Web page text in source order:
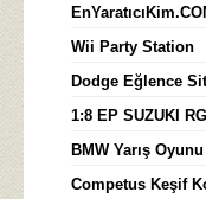
Wii Party Station
Dodge Eğlence
1:8 EP SUZUKI
BMW Yarış
Competus Keşif